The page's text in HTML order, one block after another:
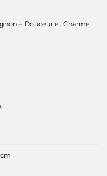
– Douceur et Charme